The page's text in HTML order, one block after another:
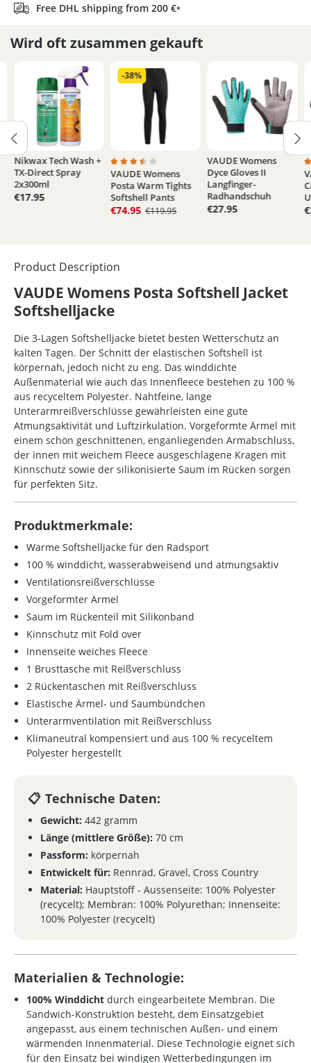
Free DHL shipping from 200 €*
Wird oft zusammen gekauft
out of 5 stars
Nikwax Tech Wash +
TX-Direct Spray
2x300ml
€17.95
Average rating of 3.5 out of 5 stars
VAUDE Womens
Posta Warm Tights
Softshell Pants
€74.95 €119.95
-38%
VAUDE Womens
Dyce Gloves II
Langfinger-
Radhandschuh
€27.95
Product Description
VAUDE Womens Posta Softshell Jacket
Softshelljacke
Die 3-Lagen Softshelljacke bietet besten Wetterschutz an
kalten Tagen. Der Schnitt der elastischen Softshell ist
körpernah, jedoch nicht zu eng. Das winddichte
Außenmaterial wie auch das Innenfleece bestehen zu 100 %
aus recyceltem Polyester. Nahtfeine, lange
Unterarmreißverschlüsse gewährleisten eine gute
Atmungsaktivität und Luftzirkulation. Vorgeformte Ärmel mit
einem schön geschnittenen, enganliegenden Armabschluss,
der innen mit weichem Fleece ausgeschlagene Kragen mit
Kinnschutz sowie der silikonisierte Saum im Rücken sorgen
für perfekten Sitz.
Produktmerkmale:
Warme Softshelljacke für den Radsport
100 % winddicht, wasserabweisend und atmungsaktiv
Ventilationsreißverschlüsse
Vorgeformter Ärmel
Saum im Rückenteil mit Silikonband
Kinnschutz mit Fold over
Innenseite weiches Fleece
1 Brusttasche mit Reißverschluss
2 Rückentaschen mit Reißverschluss
Elastische Ärmel- und Saumbündchen
Unterarmventilation mit Reißverschluss
Klimaneutral kompensiert und aus 100 % recyceltem
Polyester hergestellt
Technische Daten:
Gewicht: 442 gramm
Länge (mittlere Größe): 70 cm
Passform: körpernah
Entwickelt für: Rennrad, Gravel, Cross Country
Material: Hauptstoff - Aussenseite: 100% Polyester
(recycelt); Membran: 100% Polyurethan; Innenseite:
100% Polyester (recycelt)
Materialien & Technologie:
100% Winddicht durch eingearbeitete Membran. Die
Sandwich-Konstruktion besteht, dem Einsatzgebiet
angepasst, aus einem technischen Außen- und einem
wärmenden Innenmaterial. Diese Technologie eignet sich
für den Einsatz bei windigen Wetterbedingungen im